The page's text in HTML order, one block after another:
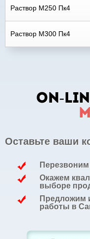
Раствор М250 Пк4
Раствор М300 Пк4
ON-
Оставьте ваши
Окажем
выборе
Предложим
работы в